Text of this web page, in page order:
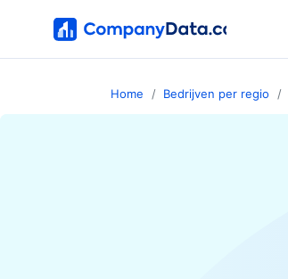
Home Bedrijven per regio